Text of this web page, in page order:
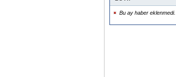
Bu ay haber eklenmedi.